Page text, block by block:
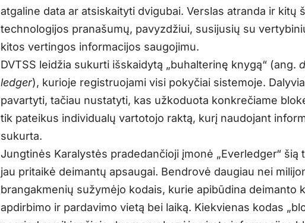
atgaline data ar atsiskaityti dvigubai. Verslas atranda ir kitų
technologijos pranašumų, pavyzdžiui, susijusių su
kitos vertingos informacijos saugojimu.
DVTSS leidžia sukurti išskaidytą „buhalterinę knygą“ (ang.
ledger), kurioje registruojami visi pokyčiai sistemoje.
pavartyti, tačiau nustatyti, kas užkoduota konkrečiame
tik pateikus individualų vartotojo raktą, kurį naudojant
sukurta.
Jungtinės Karalystės pradedančioji įmonė „Everledger“ šią
jau pritaikė deimantų apsaugai. Bendrovė daugiau nei
brangakmenių sužymėjo kodais, kurie apibūdina deimanto
apdirbimo ir pardavimo vietą bei laiką. Kiekvienas kodas